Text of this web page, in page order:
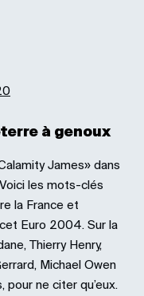
à genoux
James» dans
les mots-clés
la France et
Euro 2004. Sur la
Thierry Henry,
Michael Owen
ne citer qu’eux.